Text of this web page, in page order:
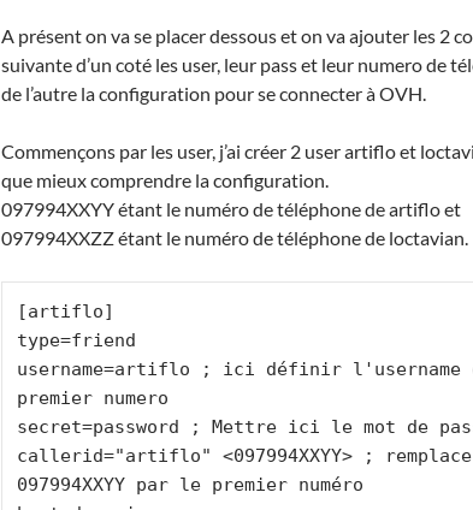
A présent on va se placer dessous et on va ajouter les 2
suivante d’un coté les user, leur pass et leur numero de
de l’autre la configuration pour se connecter à OVH.
Commençons par les user, j’ai créer 2 user artiflo et
que mieux comprendre la configuration.
097994XXYY étant le numéro de téléphone de artiflo et
097994XXZZ étant le numéro de téléphone de loctavian.
[artiflo]
type=friend
username=artiflo ; ici définir l'username
premier numero
secret=password ; Mettre ici le mot de
callerid="artiflo" <097994XXYY> ;
097994XXYY par le premier numéro